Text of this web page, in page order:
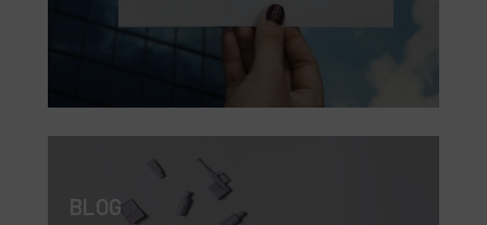
BLOG